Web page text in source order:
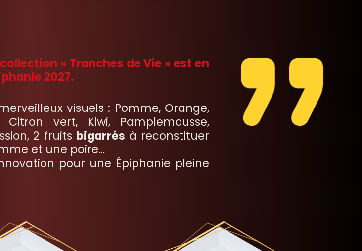
« Tranches de Vie » est en
2027.
visuels : Pomme, Orange,
Citron vert, Kiwi, Pamplemousse,
2 fruits bigarrés à reconstituer
et une poire…
pour une Épiphanie pleine